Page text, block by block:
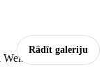
Rādīt galeriju